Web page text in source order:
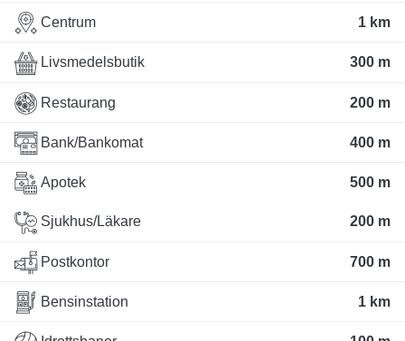
Centrum 1 km
Livsmedelsbutik 300 m
Restaurang 200 m
Bank/Bankomat 400 m
Apotek 500 m
Sjukhus/Läkare 200 m
Postkontor 700 m
Bensinstation 1 km